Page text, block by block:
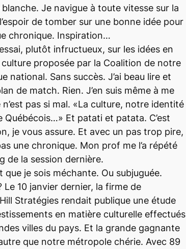
Je navigue à toute vitesse sur la
de tomber sur une bonne idée pour
chronique. Inspiration…
plutôt infructueux, sur les idées en
proposée par la Coalition de notre
national. Sans succès. J’ai beau lire et
de match. Rien. J’en suis même à me
n’est pas si mal. «La culture, notre identité
Québécois…» Et patati et patata. C’est
je vous assure. Et avec un pas trop pire,
une chronique. Mon prof me l’a répété
de la session dernière.
que je sois méchante. Ou subjuguée.
Le 10 janvier dernier, la firme de
Stratégies rendait publique une étude
en matière culturelle effectués
villes du pays. Et la grande gagnante
que notre métropole chérie. Avec 89